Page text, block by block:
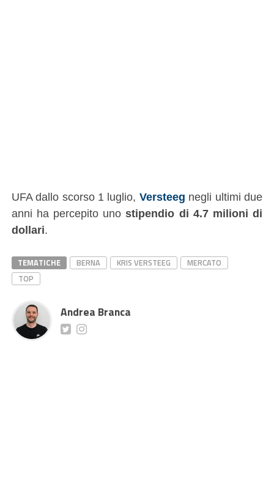
UFA dallo scorso 1 luglio, Versteeg negli ultimi due
anni ha percepito unostipendio di 4.7 milioni di
dollari.
TEMATICHE BERNA KRIS VERSTEEG
MERCATO
TOP
Andrea Branca